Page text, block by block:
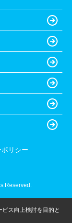
リシー
Reserved.
ス向上検討を目的と